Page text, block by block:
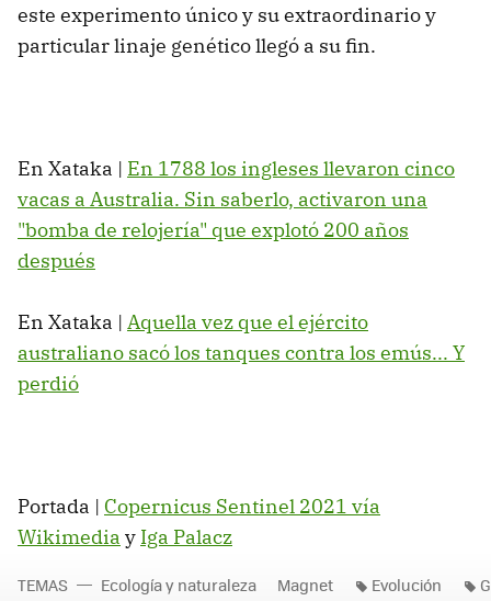
este experimento único y su extraordinario y
particular linaje genético llegó a su fin.
En Xataka | En 1788 los ingleses llevaron cinco
vacas a Australia. Sin saberlo, activaron una
"bomba de relojería" que explotó 200 años
después
En Xataka | Aquella vez que el ejército
australiano sacó los tanques contra los emús... Y
perdió
Portada | Copernicus Sentinel 2021 vía
Wikimedia y Iga Palacz
TEMAS Ecología y naturaleza Magnet Evolución